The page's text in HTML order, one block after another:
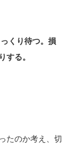
くり待つ。損
する。
たのか考え、切